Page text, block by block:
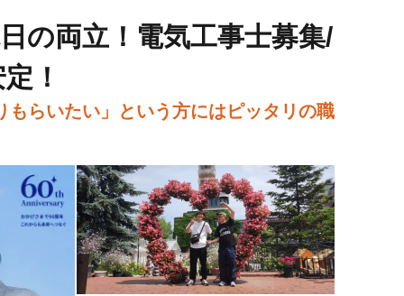
の両立！電気工事士募集/
！
らいたい」という方にはピッタリの職